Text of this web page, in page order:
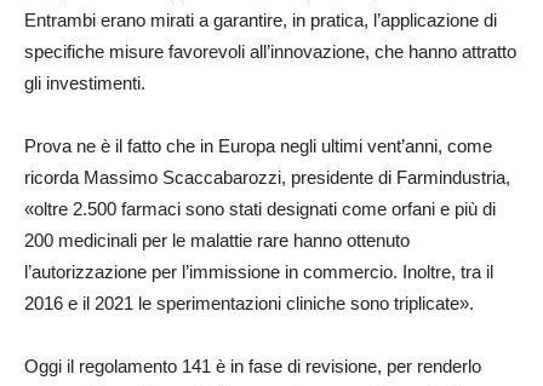
Entrambi erano mirati a garantire, in pratica, l’applicazione di
specifiche misure favorevoli all’innovazione, che hanno attratto
gli investimenti.
Prova ne è il fatto che in Europa negli ultimi vent’anni, come
ricorda Massimo Scaccabarozzi, presidente di Farmindustria,
«oltre 2.500 farmaci sono stati designati come orfani e più di
200 medicinali per le malattie rare hanno ottenuto
l’autorizzazione per l’immissione in commercio. Inoltre, tra il
2016 e il 2021 le sperimentazioni cliniche sono triplicate».
Oggi il regolamento 141 è in fase di revisione, per renderlo